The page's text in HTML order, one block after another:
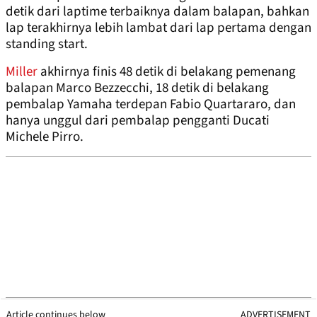
detik dari laptime terbaiknya dalam balapan, bahkan
lap terakhirnya lebih lambat dari lap pertama dengan
standing start.
Millerakhirnya finis 48 detik di belakang pemenang
balapan Marco Bezzecchi, 18 detik di belakang
pembalap Yamaha terdepan Fabio Quartararo, dan
hanya unggul dari pembalap pengganti Ducati
Michele Pirro.